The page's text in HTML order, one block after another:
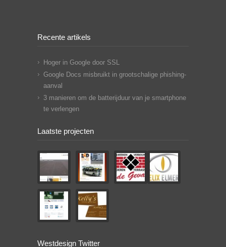
Recente artikels
Hoger in Google door SSL
Google Docs misbruikt in grootschalige phishing-
aanval
3 manieren om de batterijduur van je smartphone
te verlengen
Laatste projecten
Westdesign Twitter